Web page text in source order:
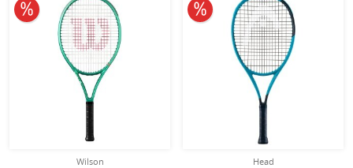
Wilson
10% reduziert
Head
10% reduziert